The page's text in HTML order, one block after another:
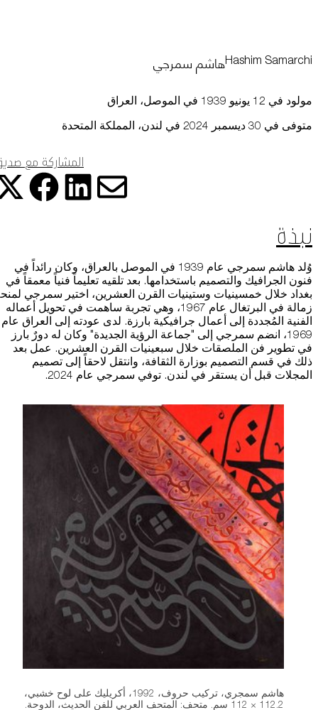
Hashim Samarchiهاشم سمرجي
مولود في 12 يونيو 1939 في الموصل، العراق
متوفى في 30 ديسمبر 2024 في لندن، المملكة المتحدة
المشاركة مع
نبذة
وُلد هاشم سمرجي عام 1939 في الموصل بالعراق، وكان رائداً في
فنون الجرافيك والتصميم باستخدامها. بعد تلقيه تعليماً فنياً معمقاً في
بغداد خلال خمسينيات وستينيات القرن العشرين، اختير سمرجي
زمالة في البرتغال عام 1967، وهي تجربة ساهمت في تحويل أعماله
الفنية المُجددة إلى أعمال جرافيكية بارزة. لدى عودته إلى العراق عام
1969، انضم سمرجي إلى "جماعة الرؤية الجديدة" وكان له دورٌ بارز
في تطوير فن الملصقات خلال سبعينيات القرن العشرين. عمل بعد
ذلك في قسم التصميم بوزارة الثقافة، وانتقل لاحقاً إلى تصميم
المجلات قبل أن يستقر في لندن. توفي سمرجي عام 2024.
هاشم سمجري، تركيب حروف، 1992، أكريليك على لوح خشبي،
112.2 × 112 سم. متحف: المتحف العربي للفن الحديث، الدوحة.
موسوعة متحف
الوظائف والفرص
الصحافة
رعاة متاحف قطر
استضافة الفعاليات
اتصل بنا
الشروط والأحكام
سياسة ملفات تعريف الارتباط
يمكن أن يؤدي إيقاف تشغيل بعض هذه الملفات إلى توقف الوظائف ذات
الصلة عن العمل بشكل صحيح. يمكنك تغيير تفضيلاتك في أي وقت
موافقة حفظ الإعدادات